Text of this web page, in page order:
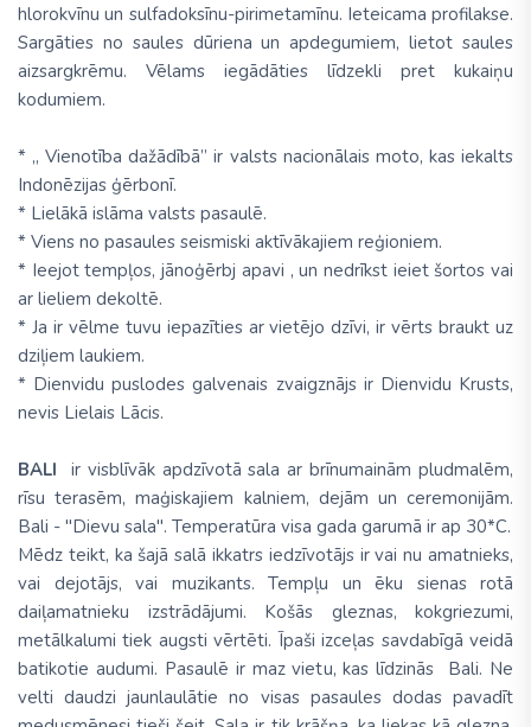
hlorokvīnu un sulfadoksīnu-pirimetamīnu. Ieteicama profilakse.
Sargāties no saules dūriena un apdegumiem, lietot saules
aizsargkrēmu. Vēlams iegādāties līdzekli pret kukaiņu
kodumiem.
* „ Vienotība dažādībā” ir valsts nacionālais moto, kas iekalts
Indonēzijas ģērbonī.
* Lielākā islāma valsts pasaulē.
* Viens no pasaules seismiski aktīvākajiem reģioniem.
* Ieejot tempļos, jānoģērbj apavi , un nedrīkst ieiet šortos vai
ar lieliem dekoltē.
* Ja ir vēlme tuvu iepazīties ar vietējo dzīvi, ir vērts braukt uz
dziļiem laukiem.
* Dienvidu puslodes galvenais zvaigznājs ir Dienvidu Krusts,
nevis Lielais Lācis.
BALI ir visblīvāk apdzīvotā sala ar brīnumainām pludmalēm,
rīsu terasēm, maģiskajiem kalniem, dejām un ceremonijām.
Bali - "Dievu sala". Temperatūra visa gada garumā ir ap 30*C.
Mēdz teikt, ka šajā salā ikkatrs iedzīvotājs ir vai nu amatnieks,
vai dejotājs, vai muzikants. Tempļu un ēku sienas rotā
daiļamatnieku izstrādājumi. Košās gleznas, kokgriezumi,
metālkalumi tiek augsti vērtēti. Īpaši izceļas savdabīgā veidā
batikotie audumi. Pasaulē ir maz vietu, kas līdzinās Bali. Ne
velti daudzi jaunlaulātie no visas pasaules dodas pavadīt